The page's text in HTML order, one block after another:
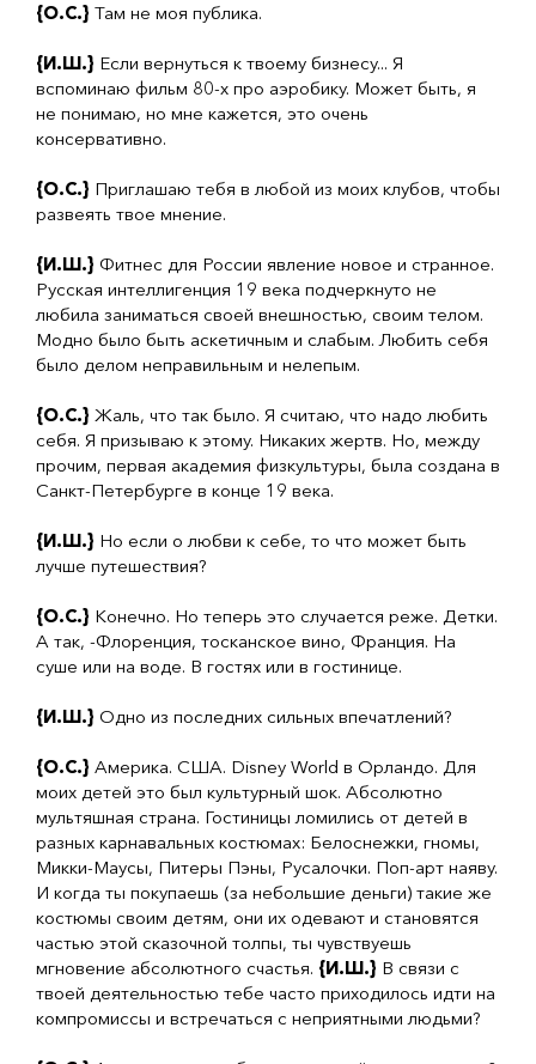
{О.С.} Там не моя публика.
{И.Ш.} Если вернуться к твоему бизнесу... Я
вспоминаю фильм 80-х про аэробику. Может быть, я
не понимаю, но мне кажется, это очень
консервативно.
{О.С.} Приглашаю тебя в любой из моих клубов, чтобы
развеять твое мнение.
{И.Ш.} Фитнес для России явление новое и странное.
Русская интеллигенция 19 века подчеркнуто не
любила заниматься своей внешностью, своим телом.
Модно было быть аскетичным и слабым. Любить себя
было делом неправильным и нелепым.
{О.С.} Жаль, что так было. Я считаю, что надо любить
себя. Я призываю к этому. Никаких жертв. Но, между
прочим, первая академия физкультуры, была создана в
Санкт-Петербурге в конце 19 века.
{И.Ш.} Но если о любви к себе, то что может быть
лучше путешествия?
{О.С.} Конечно. Но теперь это случается реже. Детки.
А так, -Флоренция, тосканское вино, Франция. На
суше или на воде. В гостях или в гостинице.
{И.Ш.} Одно из последних сильных впечатлений?
{О.С.} Америка. США. Disney World в Орландо. Для
моих детей это был культурный шок. Абсолютно
мультяшная страна. Гостиницы ломились от детей в
разных карнавальных костюмах: Белоснежки, гномы,
Микки-Маусы, Питеры Пэны, Русалочки. Поп-арт наяву.
И когда ты покупаешь (за небольшие деньги) такие же
костюмы своим детям, они их одевают и становятся
частью этой сказочной толпы, ты чувствуешь
мгновение абсолютного счастья. {И.Ш.} В связи с
твоей деятельностью тебе часто приходилось ид­ти на
компромиссы и встречаться с неприятными людьми?